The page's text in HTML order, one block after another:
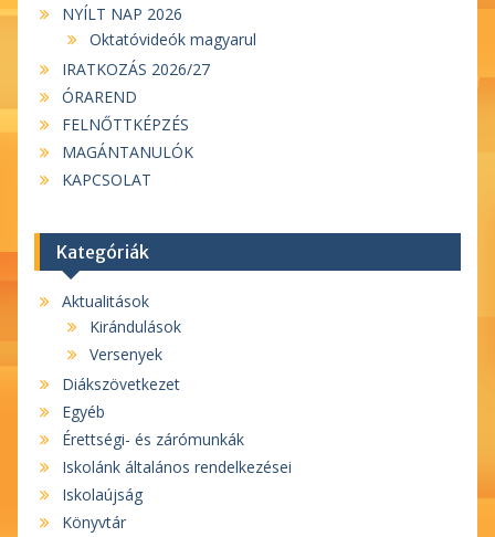
NYÍLT NAP 2026
Oktatóvideók magyarul
IRATKOZÁS 2026/27
ÓRAREND
FELNŐTTKÉPZÉS
MAGÁNTANULÓK
KAPCSOLAT
Kategóriák
Aktualitások
Kirándulások
Versenyek
Diákszövetkezet
Egyéb
Érettségi- és zárómunkák
Iskolánk általános rendelkezései
Iskolaújság
Könyvtár